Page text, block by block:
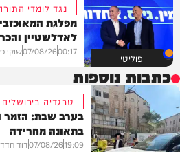
פוליטי
נגד לומדי
מפלגת
לאדלשטיין
00:17
07/08/26שוקי
כתבות נוספות
טרגדיה בירושלים
בערב שבת: הזמר
בתאונה מחרידה
19:09
07/08/26דוד חדד